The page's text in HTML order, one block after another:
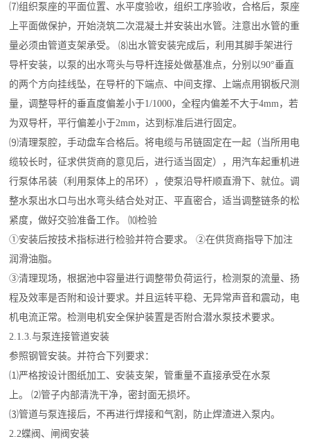
⑺组织泵座的平面位置、水平度验收，组织工序验收，合格后，泵座
上平面做保护，开始浇筑二次混凝土并安装出水管。注意出水管的重
量必须由管道支架承受。 ⑻出水管安装完成后，利用其脚手架进行
导杆安装，以泵的出水弯头与导杆连接处做基准点，分别以90°垂直
的两个方向挂线坠，在导杆的下端点、中间支撑、上端点用钢板尺测
量，调整导杆的垂直度偏差小于1/1000，全程内偏差不大于4mm，若
为双导杆，平行偏差小于2mm，达到标准后进行固定。
⑼清理泵腔，手动盘车合格后。将电缆与吊链固定在一起（当所用电
缆较长时，征求供货商的意见后，进行适当固定），用汽车起重机进
行泵体吊装（利用泵体上的吊环），使泵沿导杆顺直滑下、就位。调
整水泵出水口与出水弯头结合处对正、平直密合，适当调整链条的松
紧度，做好交验准备工作。 ⑽检验
①安装后按技术指标进行检验并符合要求。 ②在供货商指导下加注
润滑油脂。
③清理现场，根据池中容量进行调整带负荷运行，检测泵的流量、扬
程及效率是否附和设计要求。并且运转平稳、无异常声音和震动，电
机电流正常。检测电机安全保护装置是否附合潜水泵技术要求。
2.1.3.与泵连接管道安装
参照钢管安装。并符合下列要求：
⑴严格按设计图纸加工、安装支架，管重量不直接承受在水泵
上。 ⑵管子内部清洗干净，密封面无损坏。
⑶管道与泵连接后，不再进行焊接和气割，防止焊渣进入泵内。
2.2蝶阀、闸阀安装